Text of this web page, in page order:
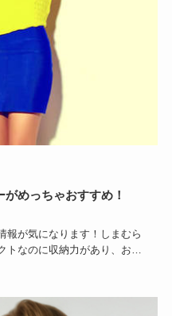
めっちゃおすすめ！
報が気になります！しまむら
なのに収納力があり、お出